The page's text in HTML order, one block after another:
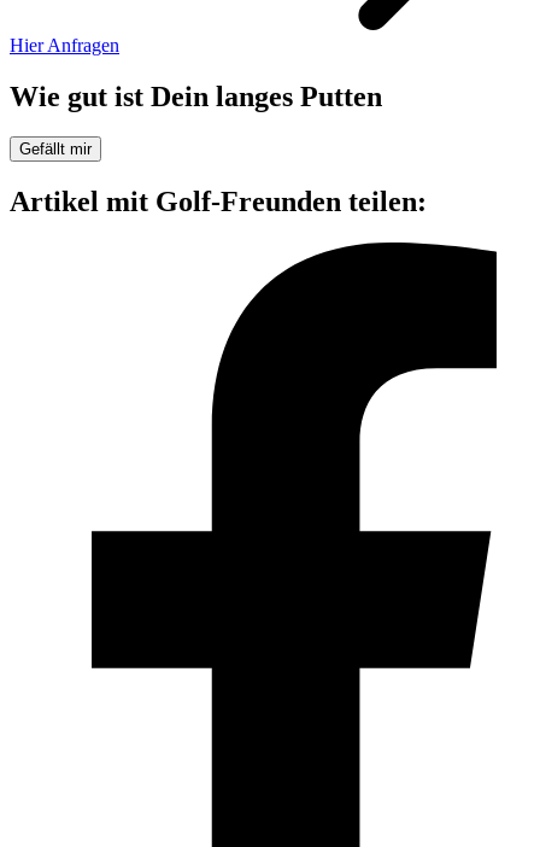
Hier Anfragen
Wie gut ist Dein langes Putten
Gefällt mir
Artikel mit Golf-Freunden teilen: